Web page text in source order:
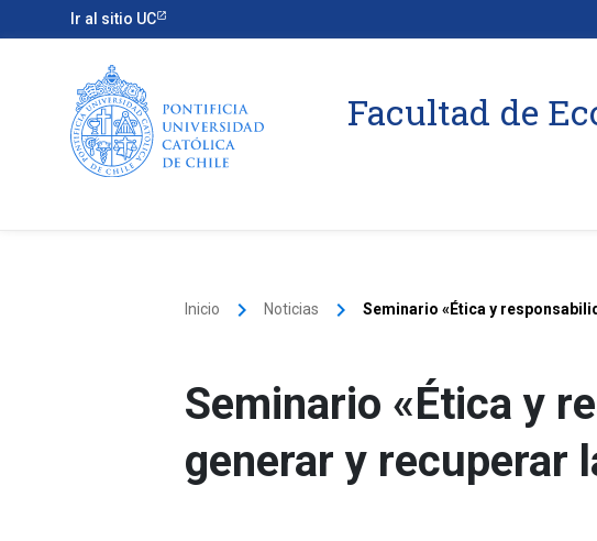
Ir al sitio UC
Facultad de
Inicio keyboard_arrow_right Noticias keyboard_arrow_right Seminario «Ética y
Seminario «Ética y
generar y recuperar